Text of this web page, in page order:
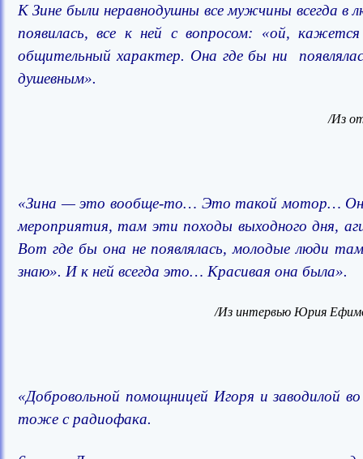
К Зине были неравнодушны все мужчины всегда
появилась, все к ней с вопросом: «ой,
общительный характер. Она где бы ни
душевным».
/Из
«Зина — это вообще-то… Это такой мотор… Она
мероприятия, там эти походы выходного дня,
Вот где бы она не появлялась, молодые люди
знаю». И к ней всегда это… Красивая она была».
/Из интервью Юрия
«Добровольной помощницей Игоря и заводилой
тоже с радиофака.